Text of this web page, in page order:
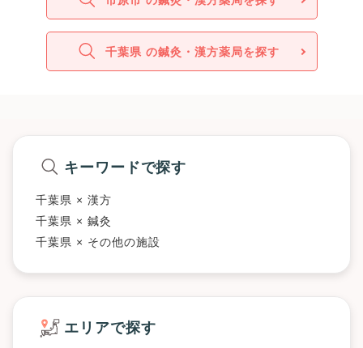
千葉県 の鍼灸・漢方薬局を探す
キーワードで探す
千葉県 × 漢方
千葉県 × 鍼灸
千葉県 × その他の施設
エリアで探す